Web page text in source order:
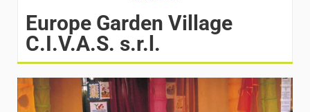
Europe Garden Village
C.I.V.A.S. s.r.l.